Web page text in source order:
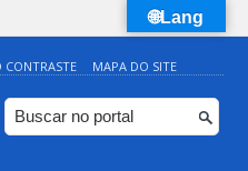
Simplifique!
Comunica BR
Participe
CONTRASTE MAPA DO SITE
🌐Lang